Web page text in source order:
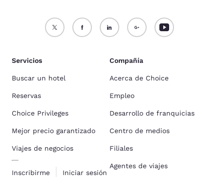
Servicios
Buscar un hotel
Reservas
Choice Privileges
Mejor precio garantizado
Viajes de negocios
Inscribirme Iniciar sesión
Compañía
Acerca de Choice
Empleo
Desarrollo de franquicias
Centro de medios
Filiales
Agentes de viajes